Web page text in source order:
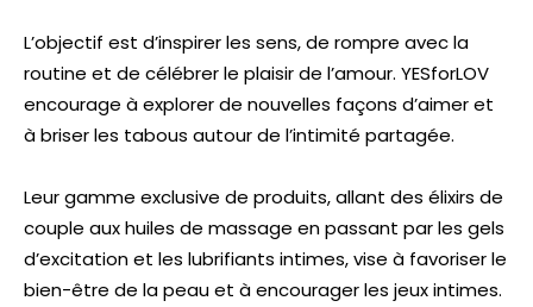
L’objectif est d’inspirer les sens, de rompre avec la
routine et de célébrer le plaisir de l’amour. YESforLOV
encourage à explorer de nouvelles façons d’aimer et
à briser les tabous autour de l’intimité partagée.
Leur gamme exclusive de produits, allant des élixirs de
couple aux huiles de massage en passant par les gels
d’excitation et les lubrifiants intimes, vise à favoriser le
bien-être de la peau et à encourager les jeux intimes.